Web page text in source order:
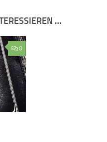
…
0